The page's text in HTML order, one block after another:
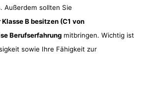
Außerdem sollten Sie
B besitzen (C1 von
Berufserfahrung mitbringen. Wichtig ist
sowie Ihre Fähigkeit zur